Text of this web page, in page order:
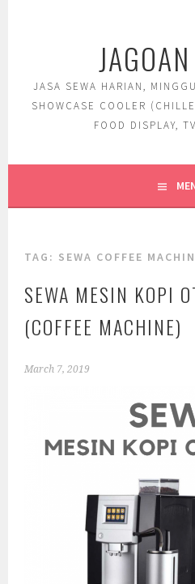
JASA SEWA HARIAN,
SHOWCASE COOLER
FOOD DISPLAY,
TAG: SEWA COFFEE
SEWA MESIN KOPI
(COFFEE MACHINE)
March 7, 2019